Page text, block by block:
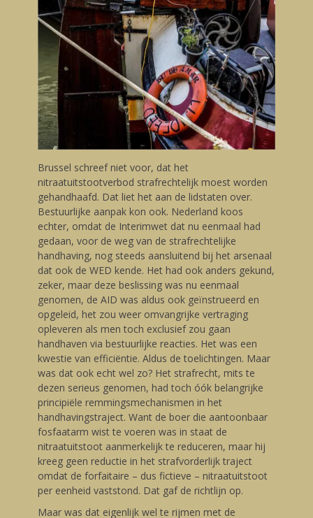
Brussel schreef niet voor, dat het
nitraatuitstootverbod strafrechtelijk moest worden
gehandhaafd. Dat liet het aan de lidstaten over.
Bestuurlijke aanpak kon ook. Nederland koos
echter, omdat de Interimwet dat nu eenmaal had
gedaan, voor de weg van de strafrechtelijke
handhaving, nog steeds aansluitend bij het arsenaal
dat ook de WED kende. Het had ook anders gekund,
zeker, maar deze beslissing was nu eenmaal
genomen, de AID was aldus ook geïnstrueerd en
opgeleid, het zou weer omvangrijke vertraging
opleveren als men toch exclusief zou gaan
handhaven via bestuurlijke reacties. Het was een
kwestie van efficiëntie. Aldus de toelichtingen. Maar
was dat ook echt wel zo? Het strafrecht, mits te
dezen serieus genomen, had toch óók belangrijke
principiële remmingsmechanismen in het
handhavingstraject. Want de boer die aantoonbaar
fosfaatarm wist te voeren was in staat de
nitraatuitstoot aanmerkelijk te reduceren, maar hij
kreeg geen reductie in het strafvorderlijk traject
omdat de forfaitaire – dus fictieve – nitraatuitstoot
per eenheid vaststond. Dat gaf de richtlijn op.
Maar was dat eigenlijk wel te rijmen met de